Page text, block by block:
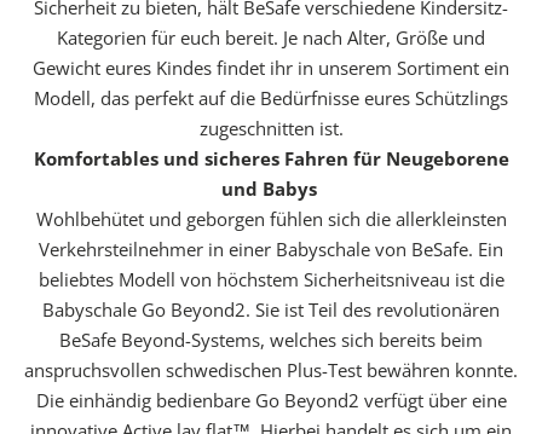
Sicherheit zu bieten, hält BeSafe verschiedene Kindersitz-
Kategorien für euch bereit. Je nach Alter, Größe und
Gewicht eures Kindes findet ihr in unserem Sortiment ein
Modell, das perfekt auf die Bedürfnisse eures Schützlings
zugeschnitten ist.
Komfortables und sicheres Fahren für Neugeborene
und Babys
Wohlbehütet und geborgen fühlen sich die allerkleinsten
Verkehrsteilnehmer in einer Babyschale von BeSafe. Ein
beliebtes Modell von höchstem Sicherheitsniveau ist die
Babyschale Go Beyond2. Sie ist Teil des revolutionären
BeSafe Beyond-Systems, welches sich bereits beim
anspruchsvollen schwedischen Plus-Test bewähren konnte.
Die einhändig bedienbare Go Beyond2 verfügt über eine